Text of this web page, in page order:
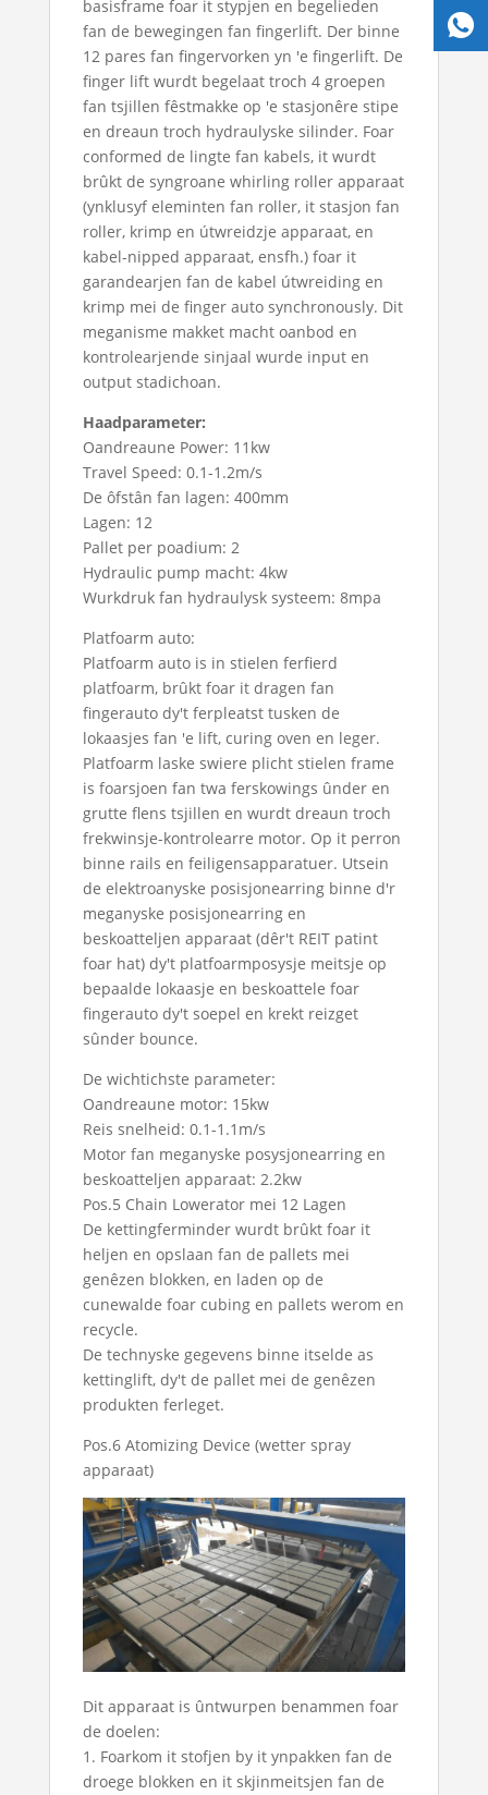
basisframe foar it stypjen en begelieden
fan de bewegingen fan fingerlift. Der binne
12 pares fan fingervorken yn 'e fingerlift. De
finger lift wurdt begelaat troch 4 groepen
fan tsjillen fêstmakke op 'e stasjonêre stipe
en dreaun troch hydraulyske silinder. Foar
conformed de lingte fan kabels, it wurdt
brûkt de syngroane whirling roller apparaat
(ynklusyf eleminten fan roller, it stasjon fan
roller, krimp en útwreidzje apparaat, en
kabel-nipped apparaat, ensfh.) foar it
garandearjen fan de kabel útwreiding en
krimp mei de finger auto synchronously. Dit
meganisme makket macht oanbod en
kontrolearjende sinjaal wurde input en
output stadichoan.
Haadparameter:
Oandreaune Power: 11kw
Travel Speed: 0.1-1.2m/s
De ôfstân fan lagen: 400mm
Lagen: 12
Pallet per poadium: 2
Hydraulic pump macht: 4kw
Wurkdruk fan hydraulysk systeem: 8mpa
Platfoarm auto:
Platfoarm auto is in stielen ferfierd
platfoarm, brûkt foar it dragen fan
fingerauto dy't ferpleatst tusken de
lokaasjes fan 'e lift, curing oven en leger.
Platfoarm laske swiere plicht stielen frame
is foarsjoen fan twa ferskowings ûnder en
grutte flens tsjillen en wurdt dreaun troch
frekwinsje-kontrolearre motor. Op it perron
binne rails en feiligensapparatuer. Utsein
de elektroanyske posisjonearring binne d'r
meganyske posisjonearring en
beskoatteljen apparaat (dêr't REIT patint
foar hat) dy't platfoarmposysje meitsje op
bepaalde lokaasje en beskoattele foar
fingerauto dy't soepel en krekt reizget
sûnder bounce.
De wichtichste parameter:
Oandreaune motor: 15kw
Reis snelheid: 0.1-1.1m/s
Motor fan meganyske posysjonearring en
beskoatteljen apparaat: 2.2kw
Pos.5 Chain Lowerator mei 12 Lagen
De kettingferminder wurdt brûkt foar it
heljen en opslaan fan de pallets mei
genêzen blokken, en laden op de
cunewalde foar cubing en pallets werom en
recycle.
De technyske gegevens binne itselde as
kettinglift, dy't de pallet mei de genêzen
produkten ferleget.
Pos.6 Atomizing Device (wetter spray
apparaat)
Dit apparaat is ûntwurpen benammen foar
de doelen:
1. Foarkom it stofjen by it ynpakken fan de
droege blokken en it skjinmeitsjen fan de